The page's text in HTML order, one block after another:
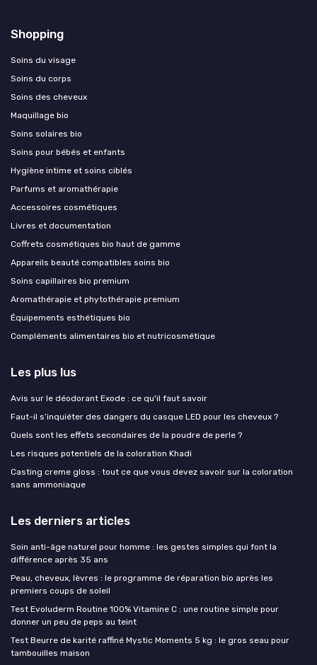
Shopping
Soins du visage
Soins du corps
Soins des cheveux
Maquillage bio
Soins solaires bio
Soins pour bébés et enfants
Hygiène intime et soins ciblés
Parfums et aromathérapie
Accessoires cosmétiques
Livres et documentation
Coffrets cosmétiques bio haut de gamme
Appareils beauté compatibles soins bio
Soins capillaires bio premium
Aromathérapie et phytothérapie premium
Équipements esthétiques bio
Compléments alimentaires bio et nutricosmétique
Les plus lus
Avis sur le déodorant Exode : ce qu'il faut savoir
Faut-il s’inquiéter des dangers du casque LED pour les cheveux ?
Quels sont les effets secondaires de la poudre de perle ?
Les risques potentiels de la coloration Khadi
Casting creme gloss : tout ce que vous devez savoir sur la coloration
sans ammoniaque
Les derniers articles
Soin anti-âge naturel pour homme : les gestes simples qui font la
différence après 35 ans
Peau, cheveux, lèvres : le programme de réparation bio après les
premiers coups de soleil
Test Evoluderm Routine 100% Vitamine C : une routine simple pour
donner un peu de peps au teint
Test Beurre de karité raffiné Mystic Moments 5 kg : le gros seau pour
tambouilles maison